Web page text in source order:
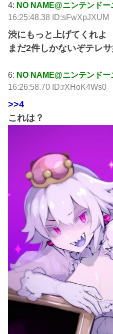
4: NO NAME@ニンテンドー
16:25:48.38 ID:sFwXpJXUM
渋にもっと上げてくれよ
まだ2件しかないぞテレ
6: NO NAME@ニンテンドー
16:26:58.70 ID:rXHoK4Ws0
>>4
これは？